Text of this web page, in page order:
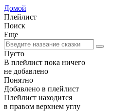
Домой
Плейлист
Поиск
Еще
Пусто
В плейлист пока ничего
не добавлено
Понятно
Добавлено в плейлист
Плейлист находится
в правом верхнем углу